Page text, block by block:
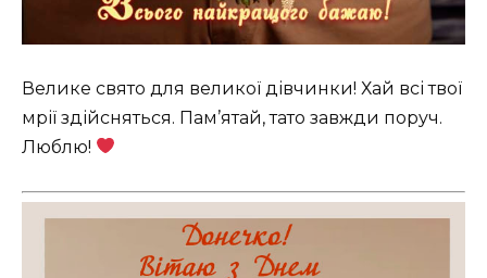
Велике свято для великої дівчинки! Хай всі твої
мрії здійсняться. Пам’ятай, тато завжди поруч.
Люблю!